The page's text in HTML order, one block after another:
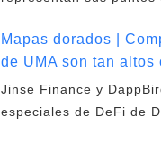
Mapas dorados |
de UMA son tan altos
Jinse Finance y
especiales de DeFi de